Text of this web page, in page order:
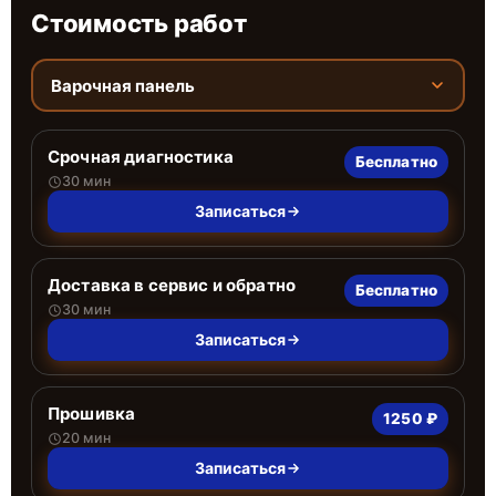
Стоимость работ
Варочная панель
Срочная диагностика
30 мин
Бесплатно
Записаться
Доставка в сервис и обратно
30 мин
Бесплатно
Записаться
Прошивка
20 мин
1250 ₽
Записаться